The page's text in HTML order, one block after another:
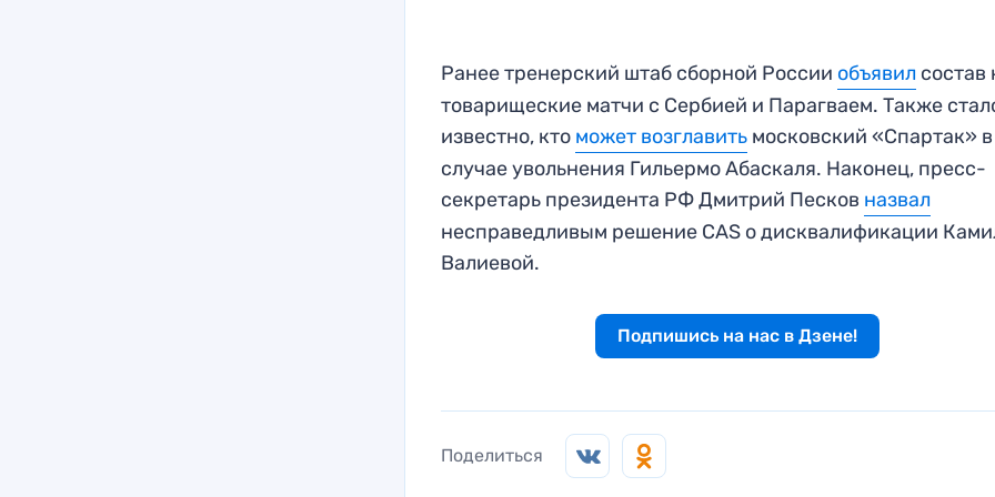
Ранее тренерский штаб сборной России объявил состав
товарищеские матчи с Сербией и Парагваем. Также
известно, кто может возглавить московский «Спартак» в
случае увольнения Гильермо Абаскаля. Наконец, пресс-
секретарь президента РФ Дмитрий Песков назвал
несправедливым решение CAS о дисквалификации
Валиевой.
Подпишись на нас в Дзене!
Поделиться